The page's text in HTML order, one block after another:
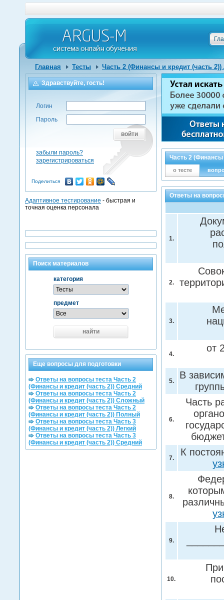
Главная Тесты Часть 2 (Финансы и кредит (часть 2))
Часть 2 (Финансы
о тесте
Ответы на
1.
2.
3.
4.
от
5.
В
6.
Часть
7.
К
8.
9.
10.
Здравствуйте, гость!
Логин
Пароль
войти
забыли пароль?
зарегистрироваться
Поделиться
Адаптивное тестирование - быстрая и
точная оценка персонала
Поиск материалов
категория
предмет
найти
Еще вопросы для подготовки
Ответы на вопросы теста Часть 2
(Финансы и кредит (часть 2)) Средний
Ответы на вопросы теста Часть 2
(Финансы и кредит (часть 2)) Сложный
Ответы на вопросы теста Часть 2
(Финансы и кредит (часть 2)) Полный
Ответы на вопросы теста Часть 3
(Финансы и кредит (часть 2)) Легкий
Ответы на вопросы теста Часть 3
(Финансы и кредит (часть 2)) Средний